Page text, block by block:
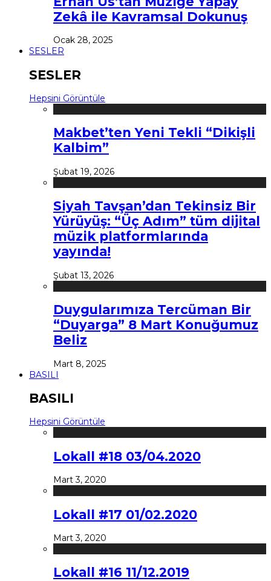
Zekâ ile Kavramsal Dokunuş
Ocak 28, 2025
SESLER
SESLER
Hepsini Görüntüle
Makbet’ten Yeni Tekli “Dikişli
Kalbim”
Şubat 19, 2026
Siyah Tavşan’dan Tekinsiz Bir
Yürüyüş: “Üç Adım” tüm dijital
müzik platformlarında
yayında!
Şubat 13, 2026
Duygularımıza Tercüman Bir
“Duyarga” 8 Mart Konuğumuz
Beliz
Mart 8, 2025
BASILI
BASILI
Hepsini Görüntüle
Lokall #18 03/04.2020
Mart 3, 2020
Lokall #17 01/02.2020
Mart 3, 2020
Lokall #16 11/12.2019